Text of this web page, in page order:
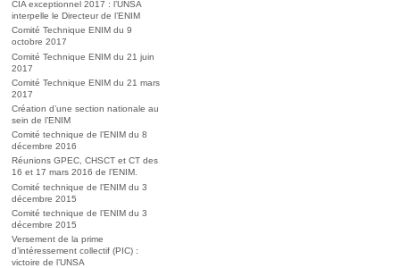
CIA exceptionnel 2017 : l’UNSA
interpelle le Directeur de l’ENIM
Comité Technique ENIM du 9
octobre 2017
Comité Technique ENIM du 21 juin
2017
Comité Technique ENIM du 21 mars
2017
Création d’une section nationale au
sein de l’ENIM
Comité technique de l’ENIM du 8
décembre 2016
Réunions GPEC, CHSCT et CT des
16 et 17 mars 2016 de l’ENIM.
Comité technique de l’ENIM du 3
décembre 2015
Comité technique de l’ENIM du 3
décembre 2015
Versement de la prime
d’intéressement collectif (PIC) :
victoire de l’UNSA